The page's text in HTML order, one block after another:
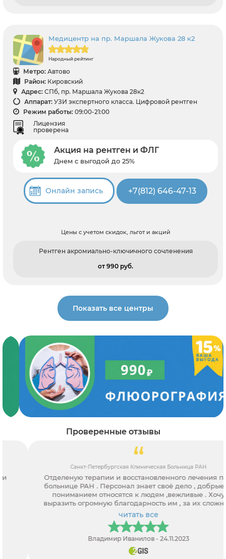
Медицентр на пр. Маршала Жукова 28 к2
Народный рейтинг
Метро: Автово
Район: Кировский
Адрес: СПб, пр. Маршала Жукова 28к2
Аппарат: УЗИ экспертного класса. Цифровой рентген
Режим работы: 09:00-21:00
Лицензия
проверена
Акция на рентген и ФЛГ
Днем с выгодой до 25%
Онлайн запись +7(812) 646-47-13
Цены с учетом скидок, льгот и акций
Рентген акромиально-ключичного сочленения
от 990 pуб.
Показать все центры
Проверенные отзывы
Санкт-Петербургская Клиническая Больница РАН
Отделеную терапии и восстановленного лечения при
больнице РАН . Персонал знает своё дело , добрые , с
пониманием относятся к людям ,вежливые . Хочу
выразить огромную благодарность им , за их сложный
труд , спасибо вам большое
читать все
Владимир Иванилов - 24.11.2023